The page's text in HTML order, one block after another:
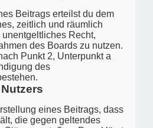
Beitrags erteilst du dem
zeitlich und räumlich
Recht,
des Boards zu nutzen.
Punkt 2, Unterpunkt a
des
eines Beitrags, dass
die gegen geltendes